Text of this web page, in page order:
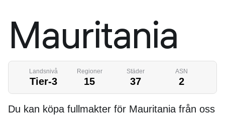
Mauritania
Landsnivå
Tier-3
Regioner
15
Städer
37
ASN
2
Du kan köpa fullmakter för Mauritania från oss